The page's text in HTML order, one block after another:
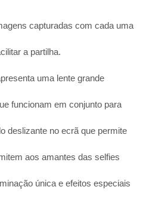
capturadas com cada uma
a partilha.
uma lente grande
funcionam em conjunto para
deslizante no ecrã que permite
aos amantes das selfies
única e efeitos especiais